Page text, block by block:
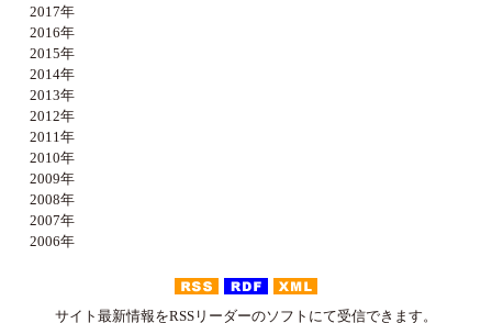
2017年
2016年
2015年
2014年
2013年
2012年
2011年
2010年
2009年
2008年
2007年
2006年
サイト最新情報をRSSリーダーのソフトにて受信できます。